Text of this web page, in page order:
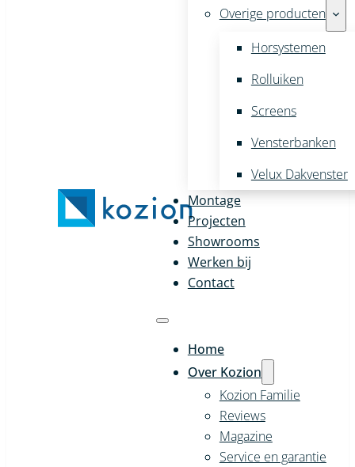
Overige producten
Horsystemen
Rolluiken
Screens
Vensterbanken
Velux Dakvenster
Montage
Projecten
Showrooms
Werken bij
Contact
Home
Over Kozion
Kozion Familie
Reviews
Magazine
Service en garantie